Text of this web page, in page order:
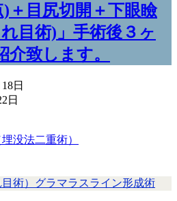
)＋目尻切開＋下眼瞼
目術)」手術後３ヶ
介致します。
日
日
没法二重術）
術）グラマラスライン形成術